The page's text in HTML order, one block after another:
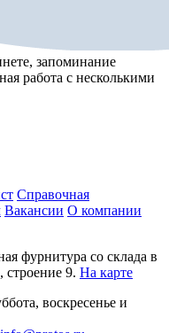
запоминание
работа с несколькими
Справочная
Вакансии О компании
фурнитура со склада в
9. На карте
воскресенье и